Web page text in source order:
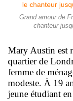
Grand amour de
chanteur
Mary Austin est
quartier de
femme de
modeste. À 19
jeune étudiant